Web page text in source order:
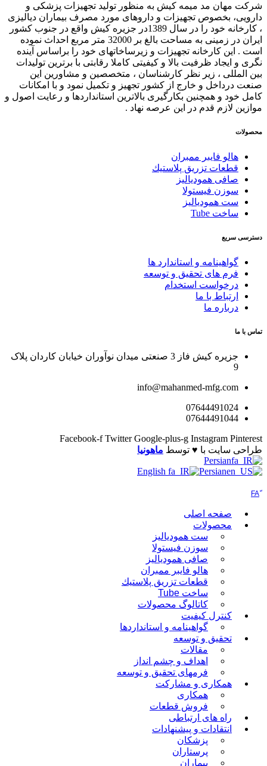
شرکت مهان مد میمه کیش به منظور تولید تجهیزات پزشکی و
دارویی، بخصوص تجهیزات و داروهای مورد مصرف بیماران دیالیزی
، کارخانه خود را در سال 1389در جزیره کیش واقع در جنوب کشور
ایران در زمینی به مساحت بالغ بر 32000 متر مربع احداث نموده
است . این کارخانه تجهیزات و زیرساخاتهای خود را براساس آینده
نگری و ایجاد ظرفیت بالا و کیفیتی کاملا رقابتی با برترین تولیدات
بین المللی ، زیر نظر کارشناسان ، متخصصین و مشاورین این
صنعت درداخل و خارج از کشور تجهیز و تکمیل نمود و با امکانات
کامل خود و همچنین بکارگیری بالاترین استانداردها و رعایت اصول و
موازین لازم قدم در این عرصه نهاد .
محصولات
هالو فایبر ممبران
قطعات تزريق پلاستيك
صافی همودیالیز
سوزن فیستولا
ست همودیالیز
ساخت Tube
دسترسی سریع
گواهینامه و استاندارد ها
فرم های تحقیق و توسعه
درخواست استخدام
ارتباط با ما
درباره ما
تماس با ما
جزیره کیش فاز 3 صنعتی میدان نوآوران خیابان کاردان پلاک
9
info@mahanmed-mfg.com
07644491024
07644491044
Facebook-f Twitter Google-plus-g Instagram Pinterest
طراحی سایت با ♥️ توسط ماهونیا
Persian
English
Persian
صفحه اصلی
محصولات
ست همودیالیز
سوزن فیستولا
صافی همودیالیز
هالو فایبر ممبران
قطعات تزريق پلاستيك
ساخت Tube
کاتالوگ محصولات
کنترل کیفیت
گواهينامه و استانداردها
تحقيق و توسعه
مقالات
اهداف و چشم انداز
فرمهای تحقیق و توسعه
همکاری و مشارکت
همکاری
فروش قطعات
راه های ارتباطی
انتقادات و پيشنهادات
پزشكان
پرستاران
بيماران